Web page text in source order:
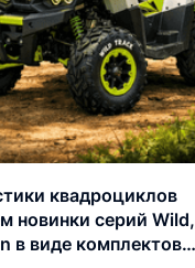
квадроциклов
новинки серий Wild,
в виде комплектов